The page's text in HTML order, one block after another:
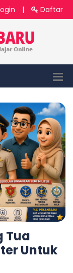
| Daftar
Tua
Untuk